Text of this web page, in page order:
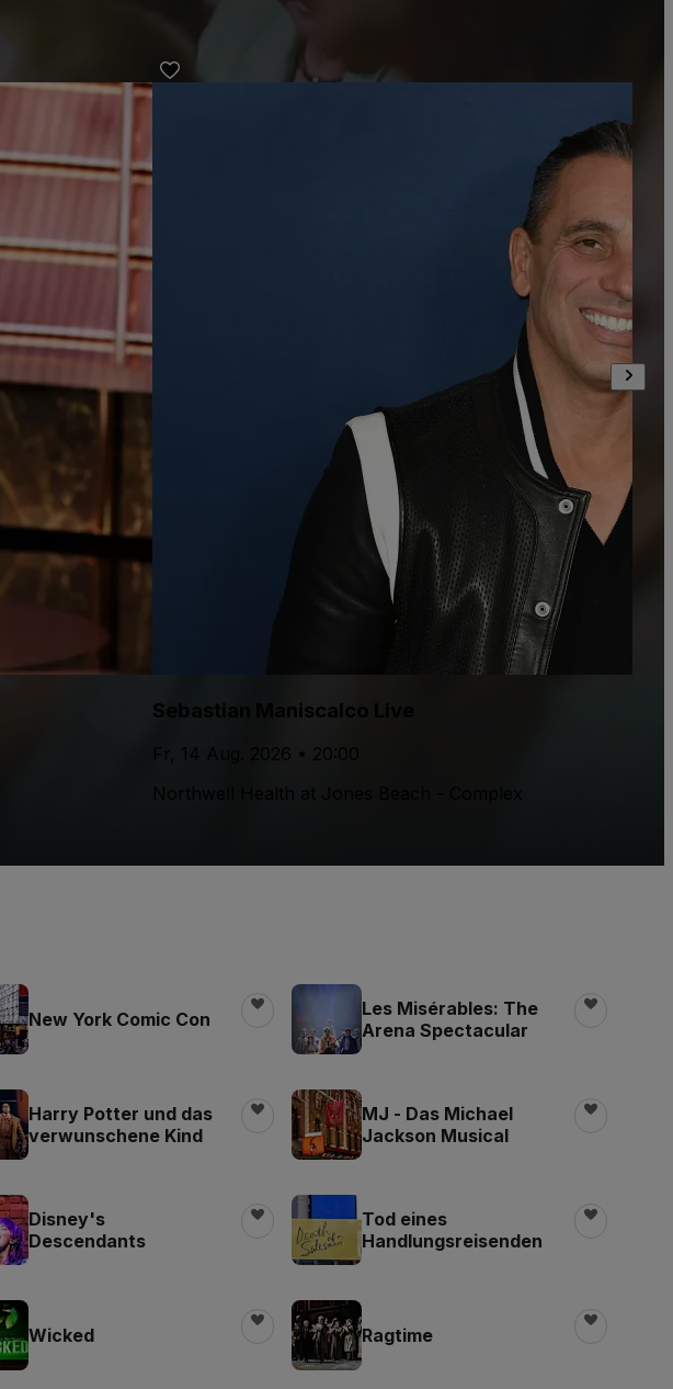
Sebastian Maniscalco Live
Fr, 14 Aug. 2026 • 20:00
New York Comic Con
Les Misérables: The
Arena Spectacular
Harry Potter und das
verwunschene Kind
MJ - Das Michael
Jackson Musical
Disney's
Descendants
Tod eines
Handlungsreisenden
Wicked Ragtime